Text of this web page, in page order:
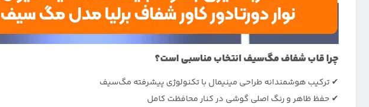
چرا قاب شفاف مگ‌سیف انتخاب مناسبی است؟
✔ ترکیب هوشمندانه طراحی مینیمال با تکنولوژی پیشرفته مگ‌سیف
✔ حفظ ظاهر و رنگ اصلی گوشی در کنار محافظت کامل